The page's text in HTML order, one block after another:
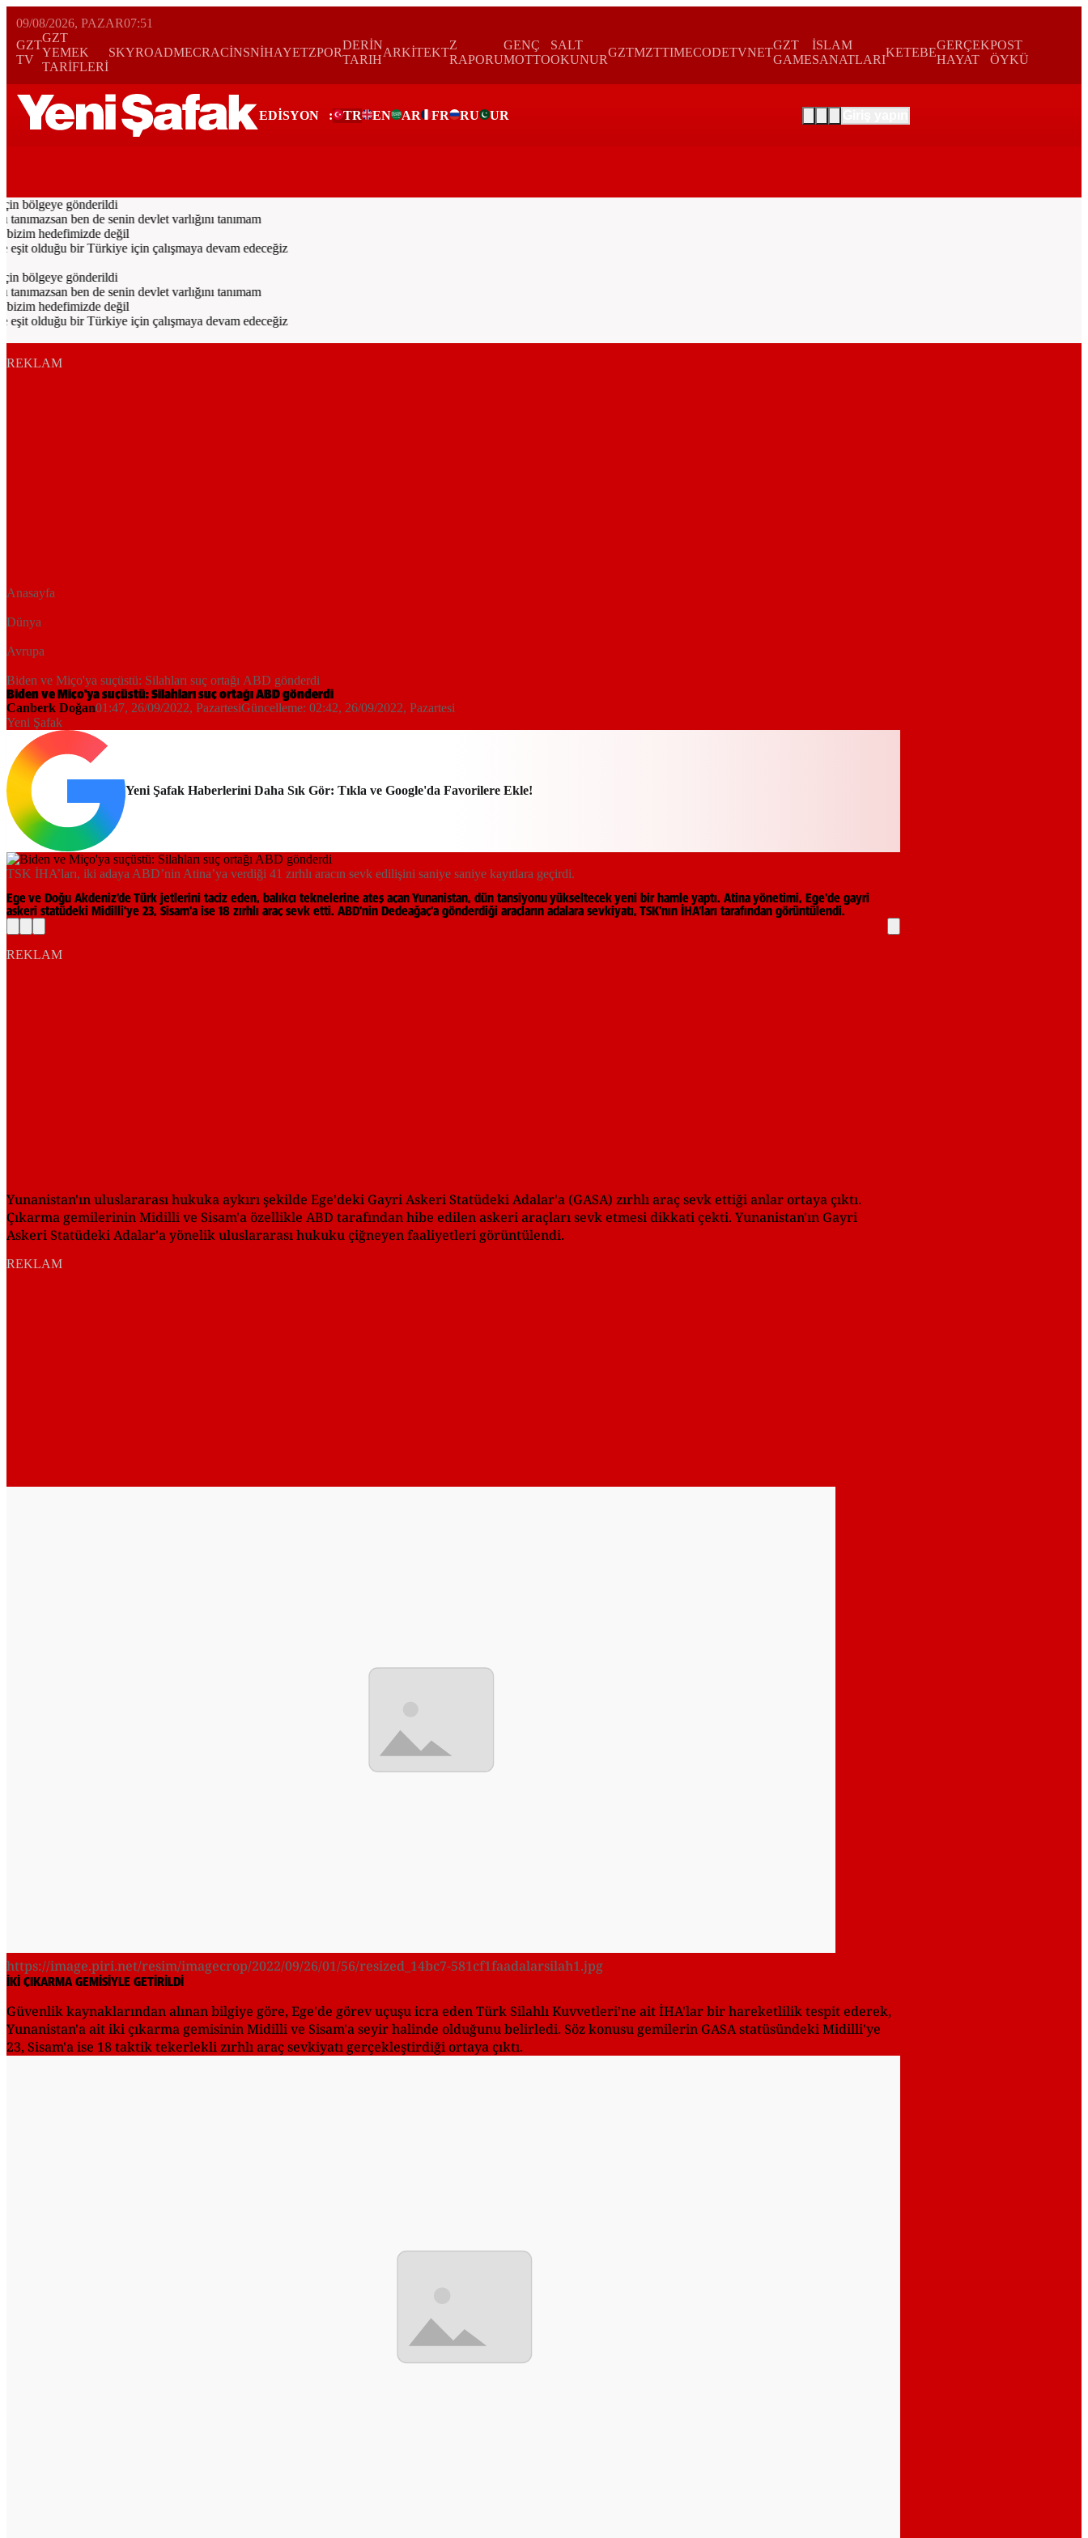
09/08/2026, PAZAR07:51
GZT
TV
GZT
YEMEK
TARİFLERİ
SKYROADMECRACİNSNİHAYETZPOR
DERİN
TARIH
ARKİTEKT
Z
RAPORU
GENÇ
MOTTO
SALT
OKUNUR
GZTMZTTIMECODETVNET
GZT
GAME
İSLAM
SANATLARI
KETEBE
GERÇEK
HAYAT
POST
ÖYKÜ
EDİSYON : TR EN AR FR RU UR
bölgeye gönderildi
ben de senin devlet varlığını tanımam
hedefimizde değil
olduğu bir Türkiye için çalışmaya devam edeceğiz
bölgeye gönderildi
ben de senin devlet varlığını tanımam
hedefimizde değil
olduğu bir Türkiye için çalışmaya devam edeceğiz
REKLAM
Anasayfa
Dünya
Avrupa
Biden ve Miço'ya suçüstü: Silahları suç ortağı ABD gönderdi
Biden ve Miço'ya suçüstü: Silahları suç ortağı ABD gönderdi
Canberk Doğan01:47, 26/09/2022, PazartesiGüncelleme: 02:42, 26/09/2022, Pazartesi
Yeni Şafak
Yeni Şafak Haberlerini Daha Sık Gör: Tıkla ve Google'da Favorilere Ekle!
TSK İHA’ları, iki adaya ABD’nin Atina’ya verdiği 41 zırhlı aracın sevk edilişini saniye saniye kayıtlara geçirdi.
Ege ve Doğu Akdeniz’de Türk jetlerini taciz eden, balıkçı teknelerine ateş açan Yunanistan, dün tansiyonu yükseltecek yeni bir hamle yaptı. Atina yönetimi, Ege'de gayri
askeri statüdeki Midilli'ye 23, Sisam'a ise 18 zırhlı araç sevk etti. ABD'nin Dedeağaç'a gönderdiği araçların adalara sevkiyatı, TSK’nın İHA’ları tarafından görüntülendi.
REKLAM
Yunanistan'ın uluslararası hukuka aykırı şekilde Ege'deki Gayri Askeri Statüdeki Adalar'a (GASA) zırhlı araç sevk ettiği anlar ortaya çıktı.
Çıkarma gemilerinin Midilli ve Sisam'a özellikle ABD tarafından hibe edilen askeri araçları sevk etmesi dikkati çekti. Yunanistan'ın Gayri
Askeri Statüdeki Adalar'a yönelik uluslararası hukuku çiğneyen faaliyetleri görüntülendi.
REKLAM
https://image.piri.net/resim/imagecrop/2022/09/26/01/56/resized_14bc7-581cf1faadalarsilah1.jpg
İKİ ÇIKARMA GEMİSİYLE GETİRİLDİ
Güvenlik kaynaklarından alınan bilgiye göre, Ege'de görev uçuşu icra eden Türk Silahlı Kuvvetleri’ne ait İHA'lar bir hareketlilik tespit ederek,
Yunanistan'a ait iki çıkarma gemisinin Midilli ve Sisam'a seyir halinde olduğunu belirledi. Söz konusu gemilerin GASA statüsündeki Midilli'ye
23, Sisam'a ise 18 taktik tekerlekli zırhlı araç sevkiyatı gerçekleştirdiği ortaya çıktı.